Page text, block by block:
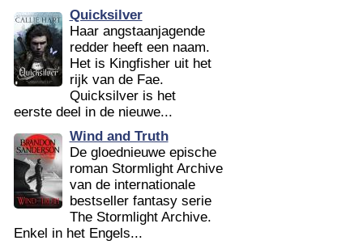
Quicksilver
Haar angstaanjagende
redder heeft een naam.
Het is Kingfisher uit het
rijk van de Fae.
Quicksilver is het
eerste deel in de nieuwe...
Wind and Truth
De gloednieuwe epische
roman Stormlight Archive
van de internationale
bestseller fantasy serie
The Stormlight Archive.
Enkel in het Engels...